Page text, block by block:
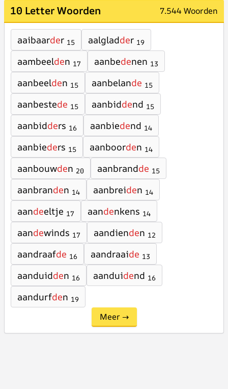
10 Letter Woorden 7.544 Woorden
aaibaarder 15 aalgladder 19
aambeelden 17 aanbedenen 13
aanbeelden 15 aanbelande 15
aanbestede 15 aanbiddend 15
aanbidders 16 aanbiedend 14
aanbieders 15 aanboorden 14
aanbouwden 20 aanbrandde 15
aanbranden 14 aanbreiden 14
aandeeltje 17 aandenkens 14
aandewinds 17 aandienden 12
aandraafde 16 aandraaide 13
aanduidden 16 aanduidend 16
aandurfden 19
Meer →